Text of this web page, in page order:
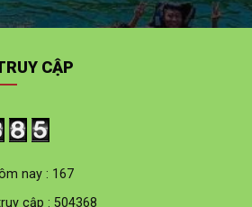
CẬP
nay : 167
cập : 504368